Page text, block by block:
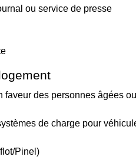
ou service de presse
faveur des personnes âgées
de charge pour
Pinel)